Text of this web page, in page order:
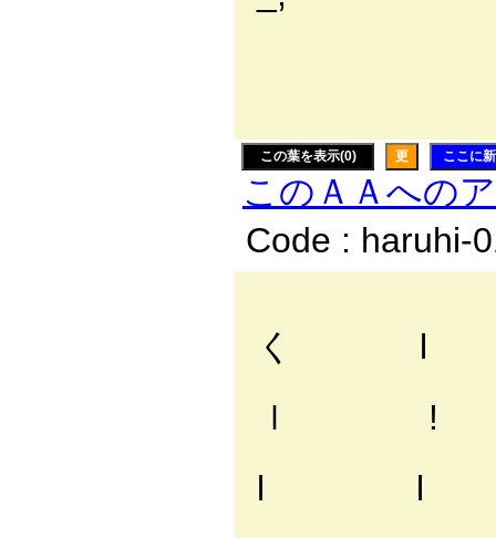
この葉を表示(0) 更 ここに
このＡＡへの
Code : haruhi-
く
ｌ !
l l